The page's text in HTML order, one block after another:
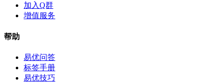
加入Q群
增值服务
帮助
易优问答
标签手册
易优技巧